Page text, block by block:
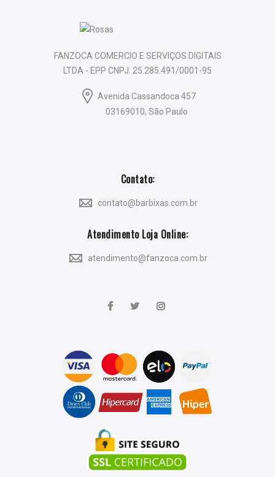
FANZOCA COMERCIO E SERVIÇOS DIGITAIS
LTDA - EPP CNPJ: 25.285.491/0001-95
Avenida Cassandoca 457
03169010, São Paulo
Contato:
contato@barbixas.com.br
Atendimento Loja Online:
atendimento@fanzoca.com.br